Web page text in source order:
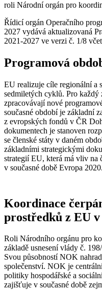
roli Národní orgán pro
Řídicí orgán Operačního
2027 vydává aktualizovaná
2021-2027 ve verzi č. 1/8
Programová
EU realizuje cíle regionální a
sedmiletých cyklů. Pro každý
zpracovávají nové
současné období je základní
z evropských fondů v ČR
dokumentech je stanoven
se členské státy v daném
základními strategickými
strategií EU, která má vliv na
v současné době Evropa 2020.
Koordinace
prostředků z EU
Roli Národního orgánu pro
základě usnesení vlády č.
Svou působností NOK
společenství. NOK je
politiky hospodářské a
zajišťuje v současné době